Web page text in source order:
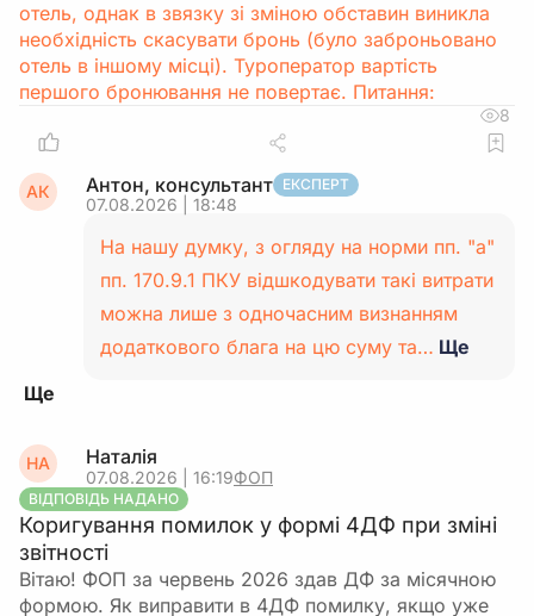
отель, однак в звязку зі зміною обставин виникла
необхідність скасувати бронь (було заброньовано
отель в іншому місці). Туроператор вартість
першого бронювання не повертає. Питання:
8
АК Антон, консультант ЕКСПЕРТ
07.08.2026 | 18:48
На нашу думку, з огляду на норми пп. "а"
пп. 170.9.1 ПКУ відшкодувати такі витрати
можна лише з одночасним визнанням
додаткового блага на цю суму та… Ще
НА Наталія
07.08.2026 | 16:19ФОП
ВІДПОВІДЬ НАДАНО
Коригування помилок у формі 4ДФ при зміні
звітності
Вітаю! ФОП за червень 2026 здав ДФ за місячною
формою. Як виправити в 4ДФ помилку, якщо уже